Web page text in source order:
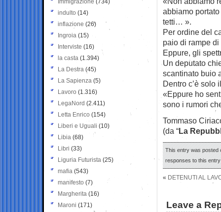
abbiamo
tetti… ».
Per ordine del
paio di rampe
Eppure, gli
Un deputato
scantinato buio
Dentro c’è solo
«Eppure ho
sono i rumori
Tommaso
(da “La
This entry was posted
responses to this
« DETENUTI AL
Leave a
Immigrazione (734)
indulto (14)
inflazione (26)
Ingroia (15)
Interviste (16)
la casta (1.394)
La Destra (45)
La Sapienza (5)
Lavoro (1.316)
LegaNord (2.411)
Letta Enrico (154)
Liberi e Uguali (10)
Libia (68)
Libri (33)
Liguria Futurista (25)
mafia (543)
manifesto (7)
Margherita (16)
Maroni (171)